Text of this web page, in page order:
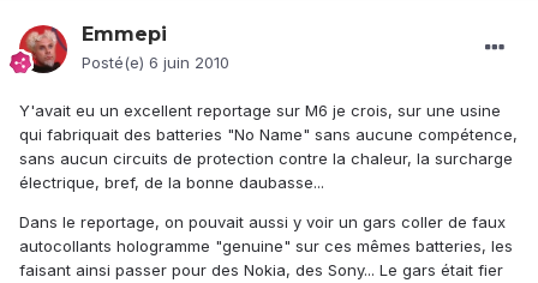
Emmepi
Posté(e) 6 juin 2010
Y'avait eu un excellent reportage sur M6 je crois, sur une usine
qui fabriquait des batteries "No Name" sans aucune compétence,
sans aucun circuits de protection contre la chaleur, la surcharge
électrique, bref, de la bonne daubasse...
Dans le reportage, on pouvait aussi y voir un gars coller de faux
autocollants hologramme "genuine" sur ces mêmes batteries, les
faisant ainsi passer pour des Nokia, des Sony... Le gars était fier